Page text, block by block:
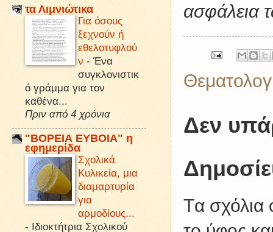
ασφάλεια
Δεν
Tα σχόλια
τα Λιμνιώτικα
Για όσους
ξεχνούν ή
εθελοτυφλού
ν - Ένα
συγκλονιστικ
ό γράμμα για τον
καθένα...
Πριν από 4 χρόνια
"ΒΟΡΕΙΑ ΕΥΒΟΙΑ" η
εφημερίδα
Σχολικά
Κυλικεία, μια
διαμαρτυρία
για
αρμοδίους...
- Ιδιοκτήτρια Σχολικού